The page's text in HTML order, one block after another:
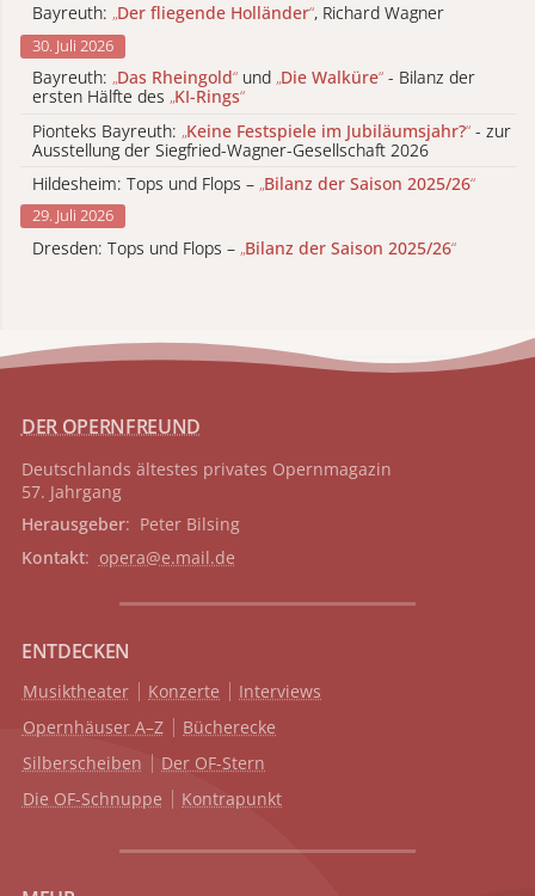
Bayreuth: „Der fliegende Holländer“, Richard Wagner
30. Juli 2026
Bayreuth: „Das Rheingold“ und „Die Walküre“ - Bilanz der
ersten Hälfte des „KI-Rings“
Pionteks Bayreuth: „Keine Festspiele im Jubiläumsjahr?“ - zur
Ausstellung der Siegfried-Wagner-Gesellschaft 2026
Hildesheim: Tops und Flops – „Bilanz der Saison 2025/26“
29. Juli 2026
Dresden: Tops und Flops – „Bilanz der Saison 2025/26“
DER OPERNFREUND
Deutschlands ältestes privates Opernmagazin
57. Jahrgang
Herausgeber: Peter Bilsing
Kontakt: opera@e.mail.de
ENTDECKEN
Musiktheater Konzerte
Interviews
Opernhäuser A–Z
Bücherecke
Silberscheiben
Der OF-Stern
Die OF-Schnuppe
Kontrapunkt